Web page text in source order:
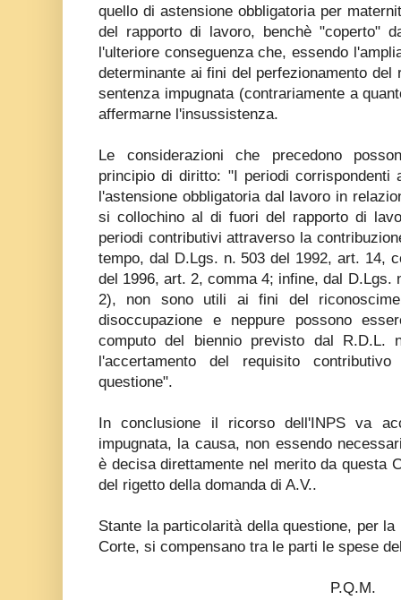
quello di astensione obbligatoria per
del rapporto di lavoro, benchè "coperto"
l'ulteriore conseguenza che, essendo
determinante ai fini del perfezionamento
sentenza impugnata (contrariamente a
affermarne l'insussistenza.
Le considerazioni che precedono
principio di diritto: "I periodi
l'astensione obbligatoria dal lavoro in
si collochino al di fuori del rapporto di
periodi contributivi attraverso la
tempo, dal D.Lgs. n. 503 del 1992, art. 14,
del 1996, art. 2, comma 4; infine, dal D.Lgs.
2), non sono utili ai fini del
disoccupazione e neppure possono
computo del biennio previsto dal
l'accertamento del requisito
questione".
In conclusione il ricorso dell'INPS va
impugnata, la causa, non essendo
è decisa direttamente nel merito da questa
del rigetto della domanda di A.V..
Stante la particolarità della questione, per
Corte, si compensano tra le parti le spese
P.Q.M.